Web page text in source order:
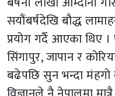
सयौंबर्षदेखि बौद्ध
प्रयोग गर्दै आएका थिए
सिंगापुर, जापान र
बढेपछि सुन भन्दा मंहगो